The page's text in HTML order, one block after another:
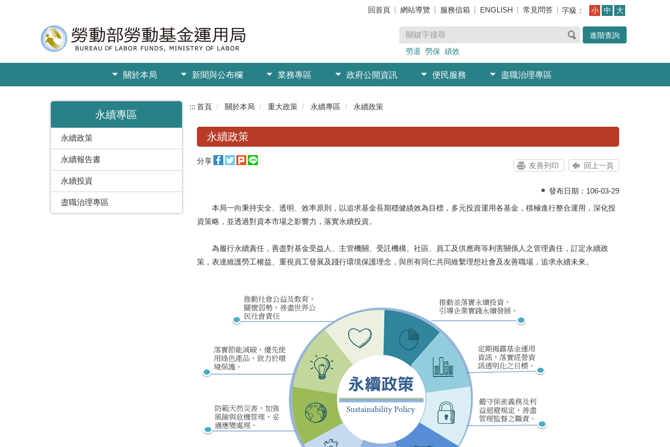
回首頁 網站導覽 服務信箱 ENGLISH 常見問答 字級： 小 中 大
進階查詢
勞退 勞保 績效
關於本局 新聞與公布欄 業務專區 政府公開資訊 便民服務 盡職治理專區
永續專區
永續政策
永續報告書
永續投資
盡職治理專區
::: 首頁 關於本局 重大政策 永續專區 永續政策
永續政策
分享
友善列印 回上一頁
發布日期： 106-03-29
本局一向秉持安全、透明、效率原則，以追求基金長期穩健績效為目標，多元投資運用各基金，積極進行整合運用，深化投
資策略，並透過對資本市場之影響力，落實永續投資。
為履行永續責任，善盡對基金受益人、主管機關、受託機構、社區、員工及供應商等利害關係人之管理責任，訂定永續政
策，表達維護勞工權益、重視員工發展及踐行環境保護理念，與所有同仁共同維繫理想社會及友善職場，追求永續未來。